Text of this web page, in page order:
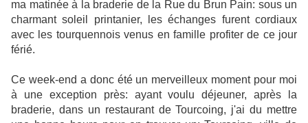
ma matinée à la braderie de la Rue du Brun Pain: sous un
charmant soleil printanier, les échanges furent cordiaux
avec les tourquennois venus en famille profiter de ce jour
férié.
Ce week-end a donc été un merveilleux moment pour moi
à une exception près: ayant voulu déjeuner, après la
braderie, dans un restaurant de Tourcoing, j'ai du mettre